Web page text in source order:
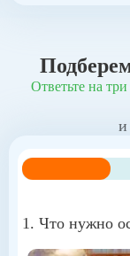
Ответьте на
и
1. Что нужно